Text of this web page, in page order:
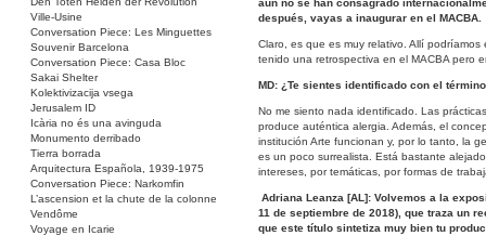
Ville-Usine
Conversation Piece: Les Minguettes
Souvenir Barcelona
Conversation Piece: Casa Bloc
Sakai Shelter
Kolektivizacija vsega
Jerusalem ID
Icària no és una avinguda
Monumento derribado
Tierra borrada
Arquitectura Española, 1939-1975
Conversation Piece: Narkomfin
L’ascension et la chute de la colonne
Vendôme
Voyage en Icarie
aún no se han consagrado
después, vayas a inaugurar en el MACBA.
Claro, es que es muy relativo. Allí
tenido una retrospectiva en el MACBA pero
MD: ¿Te sientes identificado con el
No me siento nada identificado. Las
produce auténtica alergia. Además, el
institución Arte funcionan y, por lo tanto, la
es un poco surrealista. Está bastante
intereses, por temáticas, por formas de
Adriana Leanza [AL]: Volvemos a la
11 de septiembre de 2018), que traza un
que este título sintetiza muy bien tu